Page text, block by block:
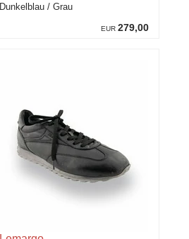
EUR 279,00
Dunkelblau / Grau